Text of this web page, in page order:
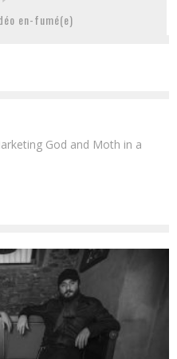
en-fumé(e)
God and Moth in a